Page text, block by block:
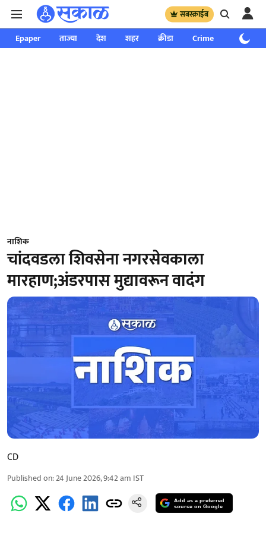
सबस्क्राईब
Epaper ताज्या देश शहर क्रीडा Crime साप्ताहिक
नाशिक
चांदवडला शिवसेना नगरसेवकाला
मारहाण;अंडरपास मुद्यावरून वादंग
CD
Published on:24 June 2026, 9:42 am IST
Add as a preferred
source on Google